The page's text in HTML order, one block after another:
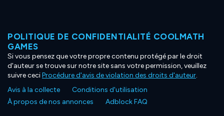
POLITIQUE DE CONFIDENTIALITÉ COOLMATH
GAMES
Si vous pensez que votre propre contenu protégé par le droit
d'auteur se trouve sur notre site sans votre permission, veuillez
suivre ceciProcédure d'avis de violation des droits d'auteur.
Avis à la collecte
Conditions d'utilisation
À propos de nos annonces
Adblock FAQ